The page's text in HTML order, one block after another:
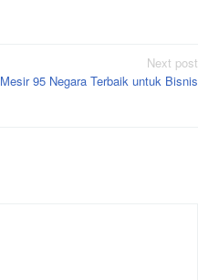
Next post
Mesir 95 Negara Terbaik untuk Bisnis